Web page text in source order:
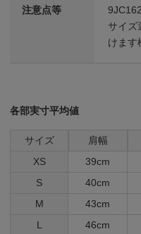
注意点等
サイズ
けます
各部実寸平均値
サイズ 肩幅
XS
39cm
S
40cm
M
43cm
L
46cm